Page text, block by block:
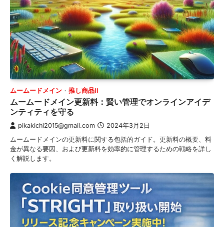
ムームードメイン 推し商品II
ムームードメイン更新料：賢い管理でオンラインアイデ
ンティティを守る
pikakichi2015@gmail.com 2024年3月2日
ムームードメインの更新料に関する包括的ガイド。更新料の概要、料
金が異なる要因、および更新料を効率的に管理するための戦略を詳し
く解説します。